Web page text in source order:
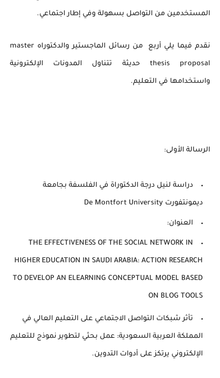
المستخدمين من التواصل بسهولة وفي إطار اجتماعي.
نقدم فيما يلي أربع من رسائل الماجستير والدكتوراه master
thesis proposal حديثة تتناول المدونات الإلكترونية
واستخدامها في التعليم.
الرسالة الأولى:
دراسة لنيل درجة الدكتوراة في الفلسفة بجامعة
ديمونتفورت De Montfort University
العنوان:
THE EFFECTIVENESS OF THE SOCIAL NETWORK IN
HIGHER EDUCATION IN SAUDI ARABIA: ACTION RESEARCH
TO DEVELOP AN ELEARNING CONCEPTUAL MODEL BASED
ON BLOG TOOLS
تأثر شبكات التواصل الاجتماعي على التعليم العالي في
المملكة العربية السعودية: عمل بحثي لتطوير نموذج للتعليم
الإلكتروني يرتكز على أدوات التدوين.